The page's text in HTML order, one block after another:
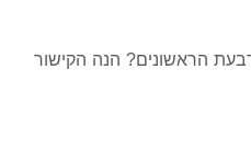
הראשונים? הנה הקישור